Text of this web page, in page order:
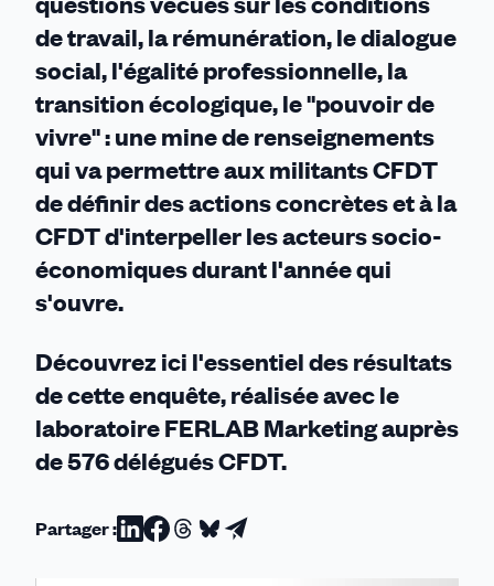
de travail, la rémunération, le dialogue
social, l'égalité professionnelle, la
transition écologique, le "pouvoir de
vivre" : une mine de renseignements
qui va permettre aux militants CFDT
de définir des actions concrètes et à la
CFDT d'interpeller les acteurs socio-
économiques durant l'année qui
s'ouvre.
Découvrez ici l'essentiel des résultats
de cette enquête, réalisée avec le
laboratoire FERLAB Marketing auprès
de 576 délégués CFDT.
Partager :Partager
Partager
Partager
Partager
Partager